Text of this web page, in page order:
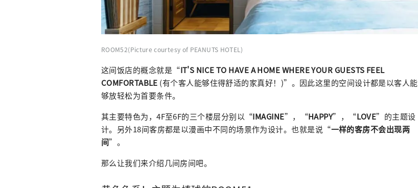
ROOM52(Picture courtesy of PEANUTS HOTEL)
这间饭店的概念就是“IT'S NICE TO HAVE A HOME WHERE YOUR GUESTS FEEL
COMFORTABLE (有个客人能够住得舒适的家真好！)”。因此这里的空间设计都是以客人能
够放轻松为首要条件。
其主要特色为，4F至6F的三个楼层分别以“IMAGINE”，“HAPPY”，“LOVE”的主题设
计。另外18间客房都是以漫画中不同的场景作为设计。也就是说“一样的客房不会出现两
间”。
那么让我们来介绍几间房间吧。